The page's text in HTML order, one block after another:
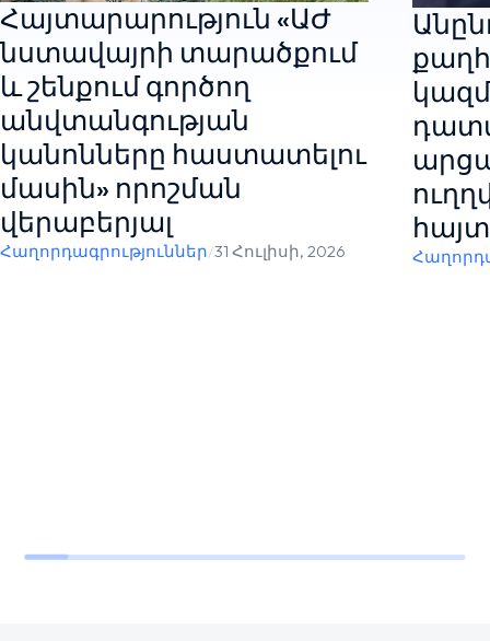
Հայտարարություն «ԱԺ
նստավայրի տարածքում
և շենքում գործող
անվտանգության
կանոնները հաստատելու
մասին» որոշման
վերաբերյալ
Հաղորդագրություններ/31 Հուլիսի, 2026